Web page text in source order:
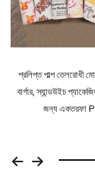
প্রলিপ্ত পাল্প তেলরোধী
বার্গার, স্যান্ডউইচ
জন্য একতরফা